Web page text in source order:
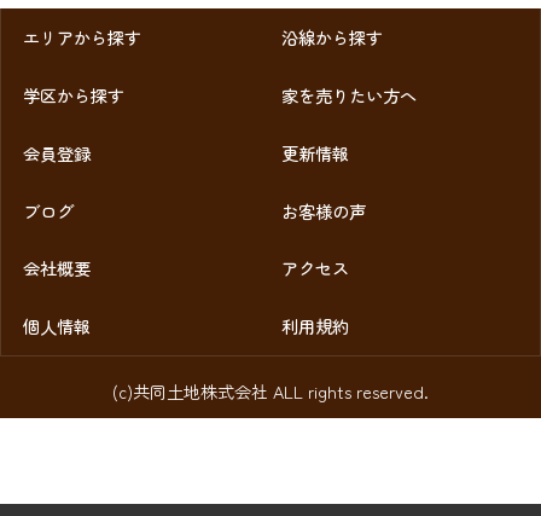
エリアから探す 沿線から探す
学区から探す 家を売りたい方へ
会員登録 更新情報
ブログ お客様の声
会社概要 アクセス
個人情報 利用規約
(c)共同土地株式会社 ALL rights reserved.